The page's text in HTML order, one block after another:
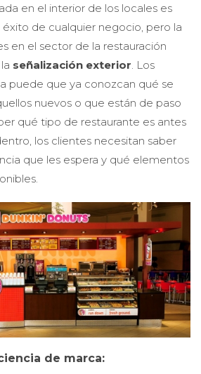
en el interior de los locales es
de cualquier negocio, pero la
en el sector de la restauración
señalización exterior. Los
puede que ya conozcan qué se
nuevos o que están de paso
qué tipo de restaurante es antes
los clientes necesitan saber
que les espera y qué elementos
de marca: